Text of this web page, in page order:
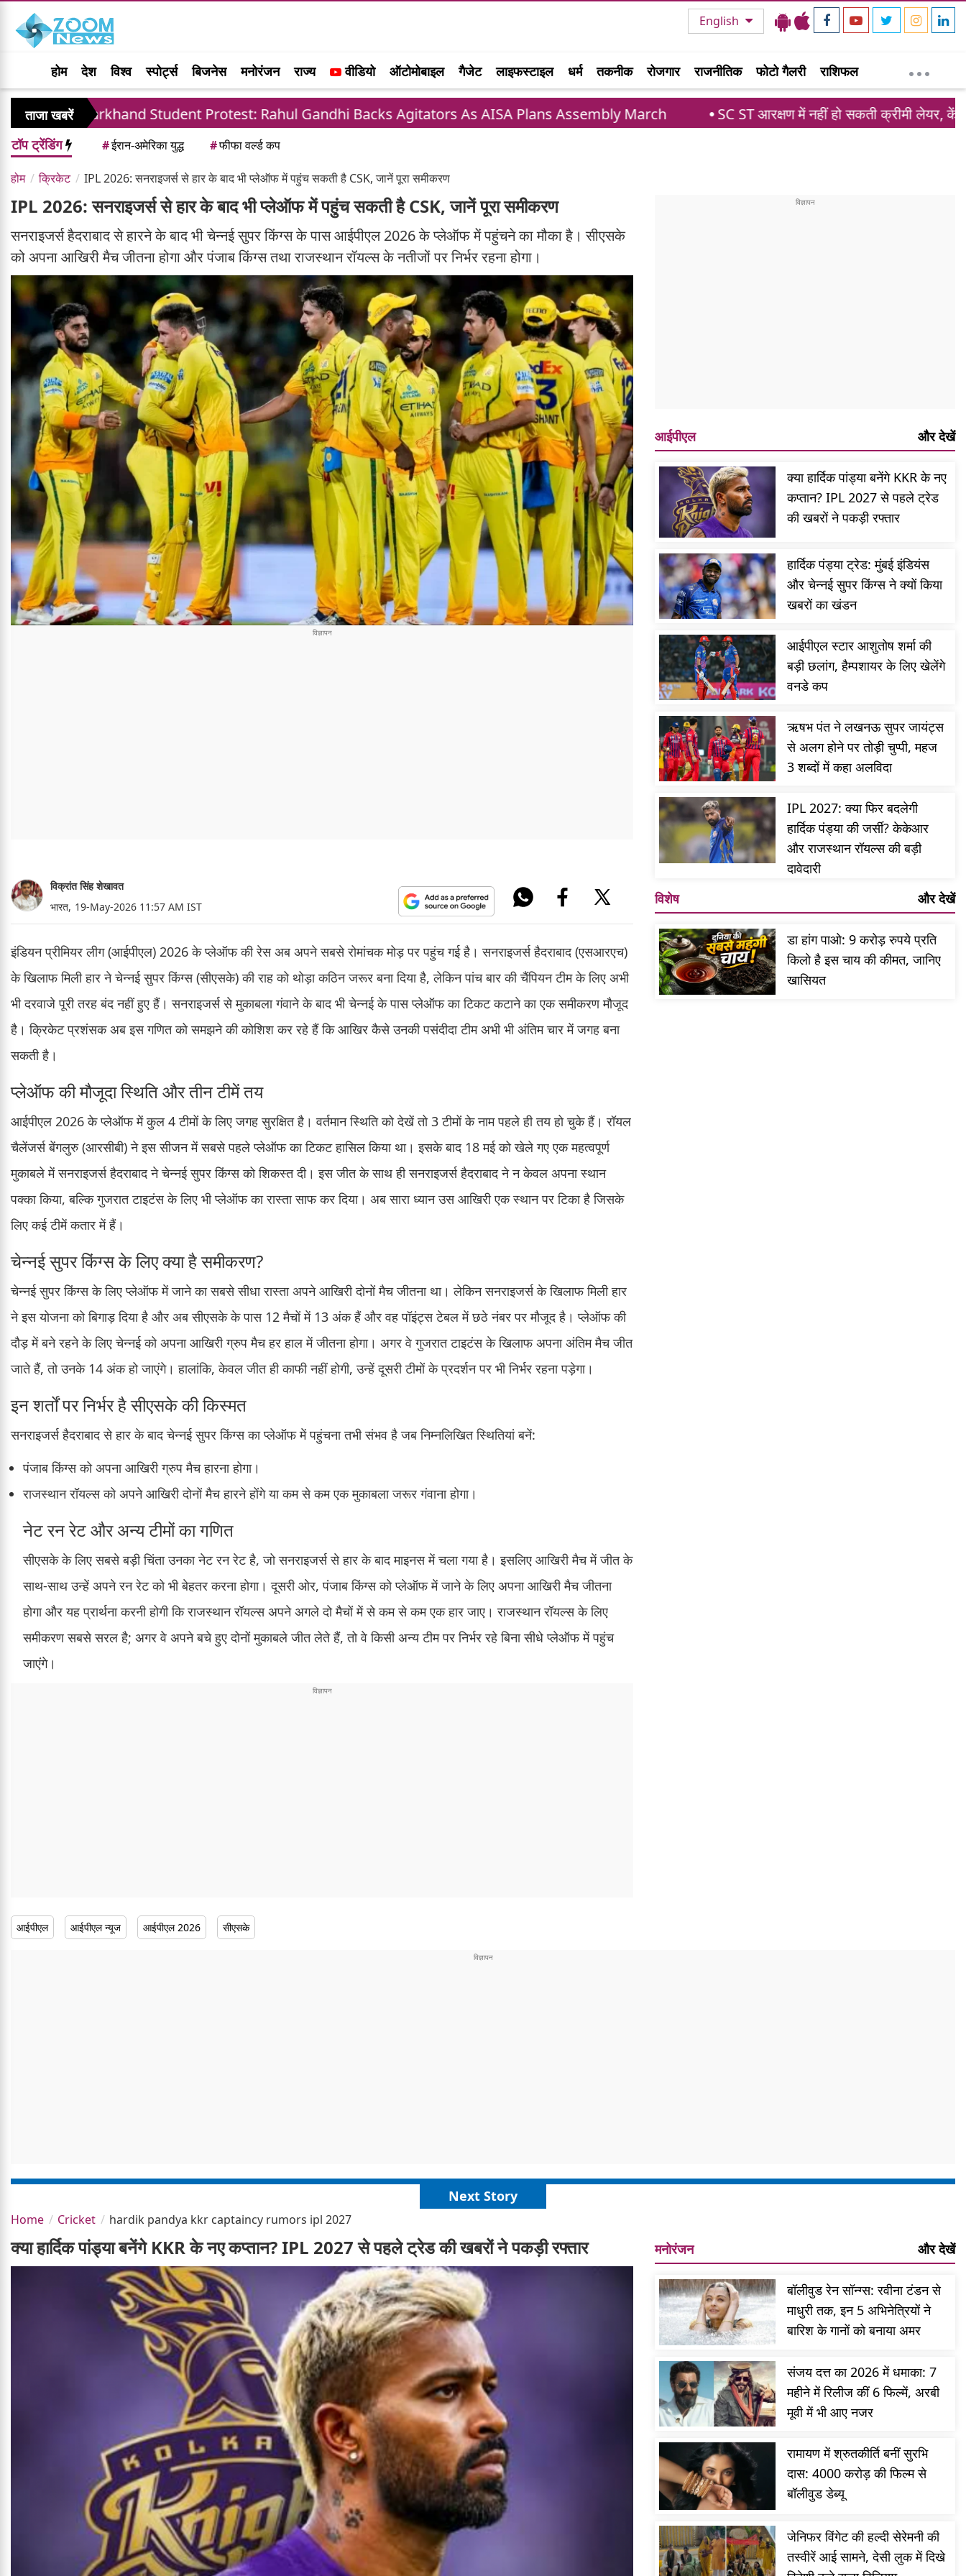
English
होम देश विश्व स्पोर्ट्स बिजनेस मनोरंजन राज्य वीडियो ऑटोमोबाइल गैजेट लाइफस्टाइल धर्म तकनीक रोजगार राजनीतिक फोटो गैलरी राशिफल
ताजा खबरेंStudent Protest: Rahul Gandhi Backs Agitators As AISA Plans Assembly March SC ST आरक्षण में नहीं हो सकती क्रीमी लेयर, केंद्र सरकार का
टॉप ट्रेंडिंग #ईरान-अमेरिका युद्ध #फीफा वर्ल्ड कप
होम क्रिकेट IPL 2026: सनराइजर्स से हार के बाद भी प्लेऑफ में पहुंच सकती है CSK, जानें पूरा समीकरण
IPL 2026: सनराइजर्स से हार के बाद भी प्लेऑफ में पहुंच सकती है CSK, जानें पूरा समीकरण
सनराइजर्स हैदराबाद से हारने के बाद भी चेन्नई सुपर किंग्स के पास आईपीएल 2026 के प्लेऑफ में पहुंचने का मौका है। सीएसके
को अपना आखिरी मैच जीतना होगा और पंजाब किंग्स तथा राजस्थान रॉयल्स के नतीजों पर निर्भर रहना होगा।
विक्रांत सिंह शेखावत
भारत, 19-May-2026 11:57 AM IST
इंडियन प्रीमियर लीग (आईपीएल) 2026 के प्लेऑफ की रेस अब अपने सबसे रोमांचक मोड़ पर पहुंच गई है। सनराइजर्स हैदराबाद (एसआरएच)
के खिलाफ मिली हार ने चेन्नई सुपर किंग्स (सीएसके) की राह को थोड़ा कठिन जरूर बना दिया है, लेकिन पांच बार की चैंपियन टीम के लिए अभी
भी दरवाजे पूरी तरह बंद नहीं हुए हैं। सनराइजर्स से मुकाबला गंवाने के बाद भी चेन्नई के पास प्लेऑफ का टिकट कटाने का एक समीकरण मौजूद
है। क्रिकेट प्रशंसक अब इस गणित को समझने की कोशिश कर रहे हैं कि आखिर कैसे उनकी पसंदीदा टीम अभी भी अंतिम चार में जगह बना
सकती है।
प्लेऑफ की मौजूदा स्थिति और तीन टीमें तय
आईपीएल 2026 के प्लेऑफ में कुल 4 टीमों के लिए जगह सुरक्षित है। वर्तमान स्थिति को देखें तो 3 टीमों के नाम पहले ही तय हो चुके हैं। रॉयल
चैलेंजर्स बेंगलुरु (आरसीबी) ने इस सीजन में सबसे पहले प्लेऑफ का टिकट हासिल किया था। इसके बाद 18 मई को खेले गए एक महत्वपूर्ण
मुकाबले में सनराइजर्स हैदराबाद ने चेन्नई सुपर किंग्स को शिकस्त दी। इस जीत के साथ ही सनराइजर्स हैदराबाद ने न केवल अपना स्थान
पक्का किया, बल्कि गुजरात टाइटंस के लिए भी प्लेऑफ का रास्ता साफ कर दिया। अब सारा ध्यान उस आखिरी एक स्थान पर टिका है जिसके
लिए कई टीमें कतार में हैं।
चेन्नई सुपर किंग्स के लिए क्या है समीकरण?
चेन्नई सुपर किंग्स के लिए प्लेऑफ में जाने का सबसे सीधा रास्ता अपने आखिरी दोनों मैच जीतना था। लेकिन सनराइजर्स के खिलाफ मिली हार
ने इस योजना को बिगाड़ दिया है और अब सीएसके के पास 12 मैचों में 13 अंक हैं और वह पॉइंट्स टेबल में छठे नंबर पर मौजूद है। प्लेऑफ की
दौड़ में बने रहने के लिए चेन्नई को अपना आखिरी ग्रुप मैच हर हाल में जीतना होगा। अगर वे गुजरात टाइटंस के खिलाफ अपना अंतिम मैच जीत
जाते हैं, तो उनके 14 अंक हो जाएंगे। हालांकि, केवल जीत ही काफी नहीं होगी, उन्हें दूसरी टीमों के प्रदर्शन पर भी निर्भर रहना पड़ेगा।
इन शर्तों पर निर्भर है सीएसके की किस्मत
सनराइजर्स हैदराबाद से हार के बाद चेन्नई सुपर किंग्स का प्लेऑफ में पहुंचना तभी संभव है जब निम्नलिखित स्थितियां बनें:
पंजाब किंग्स को अपना आखिरी ग्रुप मैच हारना होगा।
राजस्थान रॉयल्स को अपने आखिरी दोनों मैच हारने होंगे या कम से कम एक मुकाबला जरूर गंवाना होगा।
नेट रन रेट और अन्य टीमों का गणित
सीएसके के लिए सबसे बड़ी चिंता उनका नेट रन रेट है, जो सनराइजर्स से हार के बाद माइनस में चला गया है। इसलिए आखिरी मैच में जीत के
साथ-साथ उन्हें अपने रन रेट को भी बेहतर करना होगा। दूसरी ओर, पंजाब किंग्स को प्लेऑफ में जाने के लिए अपना आखिरी मैच जीतना
होगा और यह प्रार्थना करनी होगी कि राजस्थान रॉयल्स अपने अगले दो मैचों में से कम से कम एक हार जाए। राजस्थान रॉयल्स के लिए
समीकरण सबसे सरल है; अगर वे अपने बचे हुए दोनों मुकाबले जीत लेते हैं, तो वे किसी अन्य टीम पर निर्भर रहे बिना सीधे प्लेऑफ में पहुंच
जाएंगे।
आईपीएल आईपीएल न्यूज आईपीएल 2026 सीएसके
आईपीएल और देखें
क्या हार्दिक पांड्या बनेंगे KKR के नए
कप्तान? IPL 2027 से पहले ट्रेड
की खबरों ने पकड़ी रफ्तार
हार्दिक पंड्या ट्रेड: मुंबई इंडियंस
और चेन्नई सुपर किंग्स ने क्यों किया
खबरों का खंडन
आईपीएल स्टार आशुतोष शर्मा की
बड़ी छलांग, हैम्पशायर के लिए खेलेंगे
वनडे कप
ऋषभ पंत ने लखनऊ सुपर जायंट्स
से अलग होने पर तोड़ी चुप्पी, महज
3 शब्दों में कहा अलविदा
IPL 2027: क्या फिर बदलेगी
हार्दिक पंड्या की जर्सी? केकेआर
और राजस्थान रॉयल्स की बड़ी
दावेदारी
विशेष
और देखें
डा हांग पाओ: 9 करोड़ रुपये प्रति
किलो है इस चाय की कीमत, जानिए
खासियत
Next Story
Home Cricket hardik pandya kkr captaincy rumors ipl 2027
क्या हार्दिक पांड्या बनेंगे KKR के नए कप्तान? IPL 2027 से पहले ट्रेड की खबरों ने पकड़ी रफ्तार मनोरंजन और देखें
बॉलीवुड रेन सॉन्ग्स: रवीना टंडन से
माधुरी तक, इन 5 अभिनेत्रियों ने
बारिश के गानों को बनाया अमर
संजय दत्त का 2026 में धमाका: 7
महीने में रिलीज कीं 6 फिल्में, अरबी
मूवी में भी आए नजर
रामायण में श्रुतकीर्ति बनीं सुरभि
दास: 4000 करोड़ की फिल्म से
बॉलीवुड डेब्यू
जेनिफर विंगेट की हल्दी सेरेमनी की
तस्वीरें आई सामने, देसी लुक में दिखे